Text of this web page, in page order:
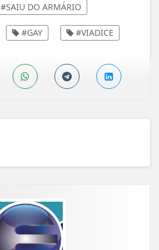
#SAIU DO ARMÁRIO
#GAY #VIADICE